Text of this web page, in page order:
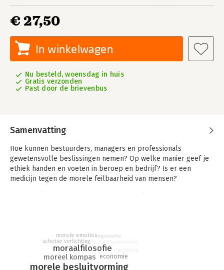
€ 27,50
In winkelwagen
Nu besteld, woensdag in huis
Gratis verzonden
Past door de brievenbus
Samenvatting
Hoe kunnen bestuurders, managers en professionals
gewetensvolle beslissingen nemen? Op welke manier geef je
ethiek handen en voeten in beroep en bedrijf? Is er een
medicijn tegen de morele feilbaarheid van mensen?
Adam Smith is vooral bekend als auteur van het economieboek
'Wealth of Nations'. Smith was echter in de eerste plaats een
moraalfilosoof die nadacht over de vraag hoe mensen in vrede,
vrijheid en voorspoed een goed leven kunnen hebben. In zijn
morele besluitvorming
moreel kompas
moraalfilosofie
economie
schotse verlichting
morele emotiesorganisatie
marktsamenleving